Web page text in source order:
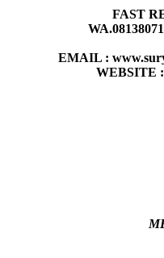
FAST
EMAIL :
WEBSITE